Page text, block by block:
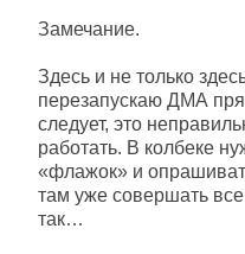
Замечание.
Здесь и не только
перезапускаю ДМА
следует, это
работать. В колбеке
«флажок» и
там уже совершать
так…